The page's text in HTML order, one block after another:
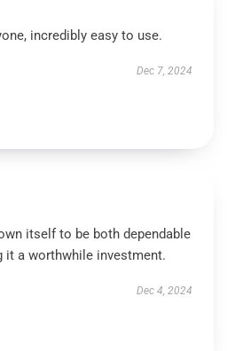
incredibly easy to use.
Dec 7, 2024
itself to be both dependable
it a worthwhile investment.
Dec 4, 2024